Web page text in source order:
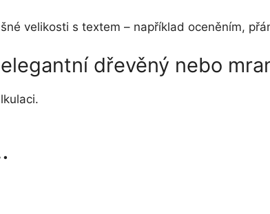
velikosti s textem – například oceněním,
dřevěný nebo